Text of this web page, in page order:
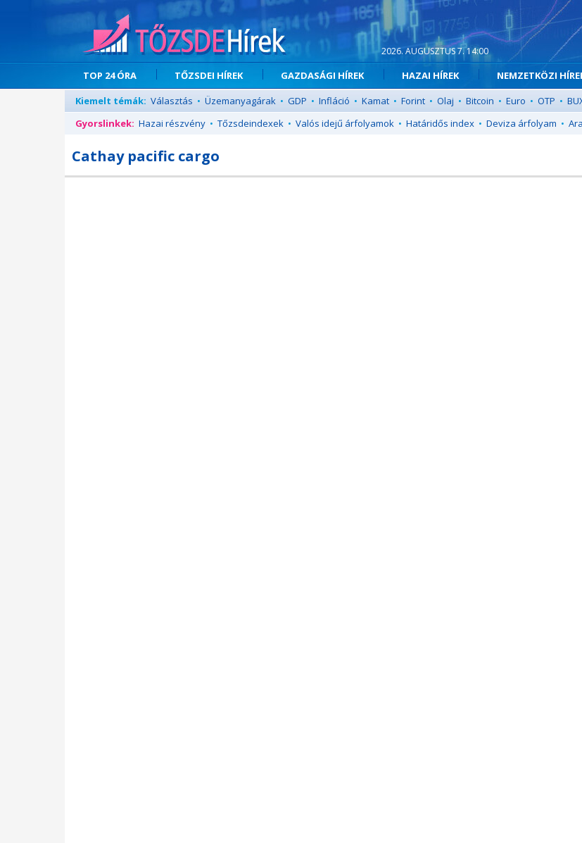
2026. AUGUSZTUS 7. 14:00
TOP 24 ÓRA TŐZSDEI HÍREK GAZDASÁGI HÍREK HAZAI HÍREK NEMZETKÖZI
Kiemelt témák: Választás • Üzemanyagárak • GDP • Infláció • Kamat • Forint • Olaj • Bitcoin • Euro • OTP •
Gyorslinkek: Hazai részvény • Tőzsdeindexek • Valós idejű árfolyamok • Határidős index • Deviza árfolyam •
Cathay pacific cargo